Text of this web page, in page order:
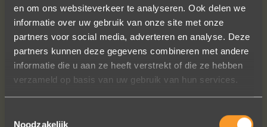
en om ons websiteverkeer te analyseren. Ook delen we
informatie over uw gebruik van onze site met onze
partners voor social media, adverteren en analyse. Deze
partners kunnen deze gegevens combineren met andere
informatie die u aan ze heeft verstrekt of die ze hebben
verzameld op basis van uw gebruik van hun services.
Noodzakelijk
Wat een prachtige ervaring ! Heel
professioneel team, persoonlijk en
warm onthaal, verzorgde service,
punctueel in het uitvoeren van de
bestelling, permanent contact per